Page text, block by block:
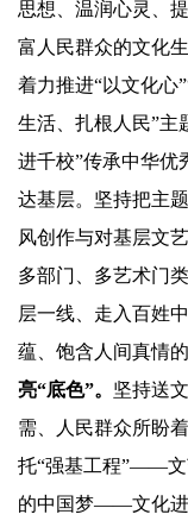
思想、温润心灵、
富人民群众的文化生
着力推进“以文化心
生活、扎根人民”主
进千校”传承中华优
达基层。坚持把主
风创作与对基层文
多部门、多艺术门
层一线、走入百姓
蕴、饱含人间真情的
亮“底色”。 坚持送
需、人民群众所盼
托“强基工程”——文
的中国梦——文化进